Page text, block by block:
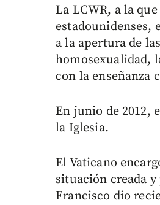
La LCWR, a la
estadounidenses,
a la apertura de
homosexualidad,
con la enseñanza
En junio de 2012,
la Iglesia.
El Vaticano
situación creada
Francisco dio